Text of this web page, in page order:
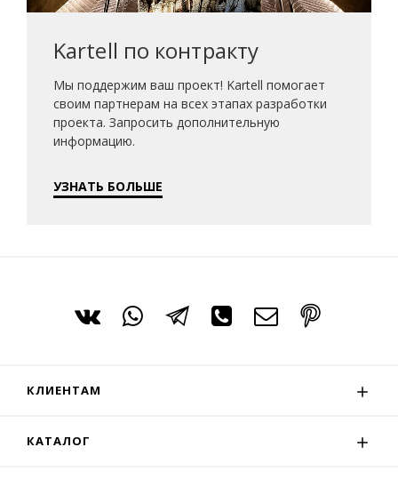
Kartell по контракту
Мы поддержим ваш проект! Kartell помогает
своим партнерам на всех этапах разработки
проекта. Запросить дополнительную
информацию.
УЗНАТЬ БОЛЬШЕ
КЛИЕНТАМ
КАТАЛОГ